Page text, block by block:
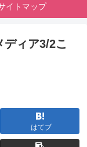
イトマップ
ディア3/2こ
はてブ